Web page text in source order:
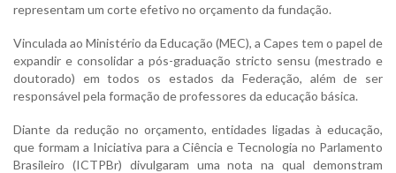
representam um corte efetivo no orçamento da fundação.
Vinculada ao Ministério da Educação (MEC), a Capes tem o papel de
expandir e consolidar a pós-graduação stricto sensu (mestrado e
doutorado) em todos os estados da Federação, além de ser
responsável pela formação de professores da educação básica.
Diante da redução no orçamento, entidades ligadas à educação,
que formam a Iniciativa para a Ciência e Tecnologia no Parlamento
Brasileiro (ICTPBr) divulgaram uma nota na qual demonstram